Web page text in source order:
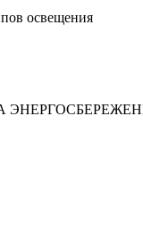
освещения